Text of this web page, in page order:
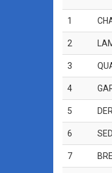
1
2
3
4
5
6
7